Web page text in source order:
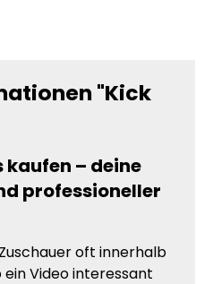
"Kick
kaufen – deine
professioneller
oft innerhalb
ein Video interessant